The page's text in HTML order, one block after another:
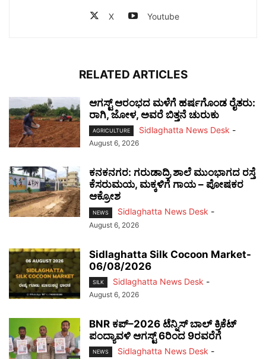
X Youtube
RELATED ARTICLES
ಆಗಸ್ಟ್ ಆರಂಭದ ಮಳೆಗೆ ಹರ್ಷಗೊಂಡ ರೈತರು:
ರಾಗಿ, ಜೋಳ, ಅವರೆ ಬಿತ್ತನೆ ಚುರುಕು
AGRICULTURE Sidlaghatta News Desk -
August 6, 2026
ಕನಕನಗರ: ಗರುಡಾದ್ರಿ ಶಾಲೆ ಮುಂಭಾಗದ ರಸ್ತೆ
ಕೆಸರುಮಯ, ಮಕ್ಕಳಿಗೆ ಗಾಯ – ಪೋಷಕರ
ಆಕ್ರೋಶ
NEWS Sidlaghatta News Desk -
August 6, 2026
Sidlaghatta Silk Cocoon Market-
06/08/2026
SILK Sidlaghatta News Desk -
August 6, 2026
BNR ಕಪ್–2026 ಟೆನ್ನಿಸ್ ಬಾಲ್ ಕ್ರಿಕೆಟ್
ಪಂದ್ಯಾವಳಿ ಆಗಸ್ಟ್ 6ರಿಂದ 9ರವರೆಗೆ
NEWS Sidlaghatta News Desk -